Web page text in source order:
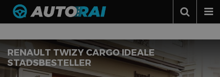
Podcast
Autotests
Nieuws over
RENAULT TWIZY CARGO IDEALE
STADSBESTELLER